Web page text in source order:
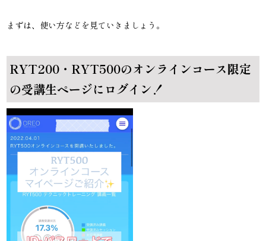
まずは、使い方などを見ていきましょう。
RYT200・RYT500のオンラインコース限定
の受講生ページにログイン！